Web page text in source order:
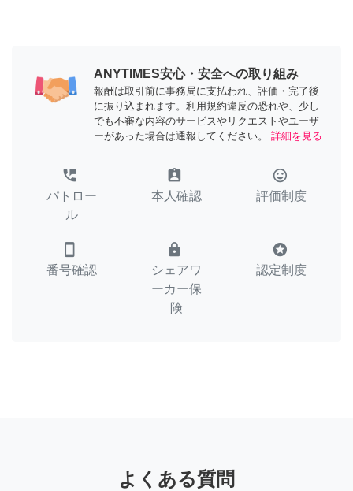
ANYTIMES安心・安全への取り組み
報酬は取引前に事務局に支払われ、評価・完了後
に振り込まれます。利用規約違反の恐れや、少し
でも不審な内容のサービスやリクエストやユーザ
ーがあった場合は通報してください。
詳細を見る
perm_phone_msg
パトロー
ル
assignment_ind
本人確認
tag_faces
評価制度
smartphone
番号確認
lock
シェアワ
ーカー保
険
stars
認定制度
よくある質問